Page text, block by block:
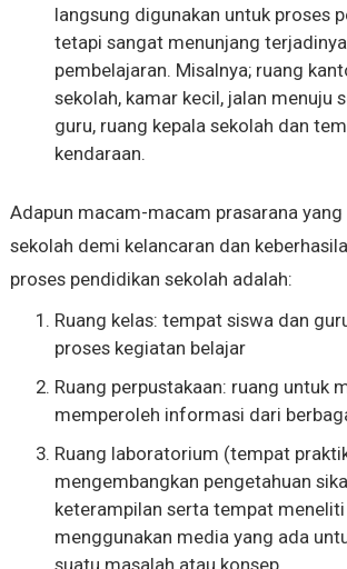
langsung digunakan untuk proses
tetapi sangat menunjang
pembelajaran. Misalnya; ruang
sekolah, kamar kecil, jalan menuju
guru, ruang kepala sekolah dan
kendaraan.
Adapun macam-macam prasarana
sekolah demi kelancaran dan
proses pendidikan sekolah adalah:
Ruang kelas: tempat siswa dan
proses kegiatan belajar
Ruang perpustakaan: ruang untuk
memperoleh informasi dari
Ruang laboratorium (tempat
mengembangkan pengetahuan
keterampilan serta tempat
menggunakan media yang ada